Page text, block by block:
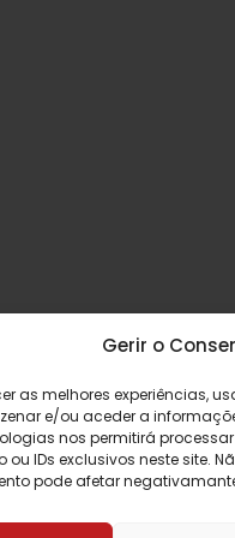
Gerir o
as melhores experiências,
e/ou aceder a
nos permitirá
IDs exclusivos neste site.
pode afetar